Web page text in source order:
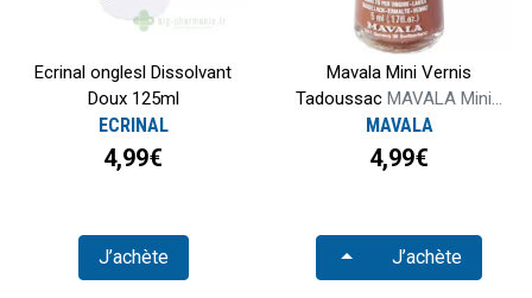
Ecrinal onglesl Dissolvant
Doux 125ml
ECRINAL
4,99€
J’achète
Mavala Mini Vernis
Tadoussac MAVALA Mini...
MAVALA
4,99€
ChoisirJ’achète